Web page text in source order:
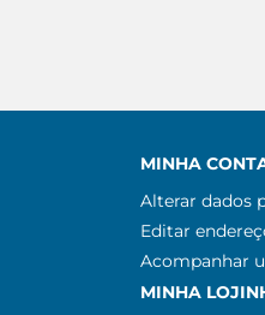
MINHA
Alterar dados
Editar
Acompanhar
MINHA